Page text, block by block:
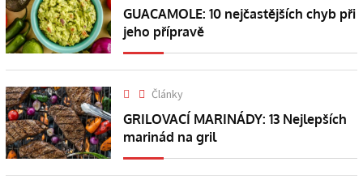
GUACAMOLE: 10 nejčastějších chyb při
jeho přípravě
Články
GRILOVACÍ MARINÁDY: 13 Nejlepších
marinád na gril